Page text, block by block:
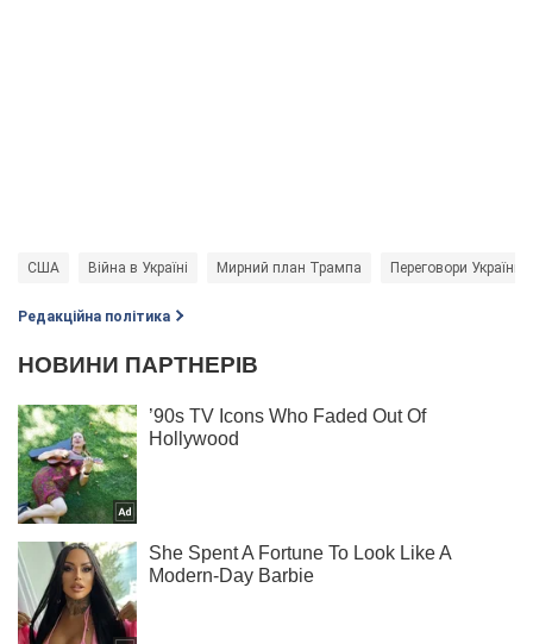
США Війна в Україні Мирний план Трампа Переговори України
Редакційна політика